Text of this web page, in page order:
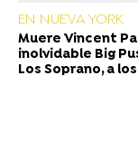
EN NUEVA YORK
Muere Vincent
inolvidable Big
Los Soprano, a